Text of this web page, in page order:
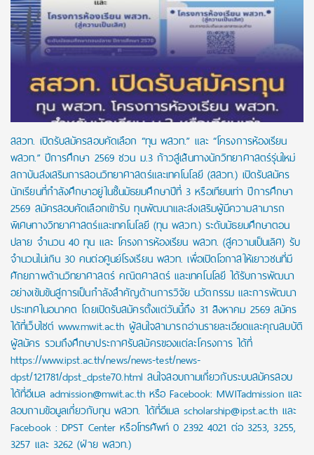
สสวท. เปิดรับสมัครสอบคัดเลือก “ทุน พสวท.” และ “โครงการห้องเรียน
พสวท.” ปีการศึกษา 2569 ชวน ม.3 ก้าวสู่เส้นทางนักวิทยาศาสตร์รุ่นใหม่
สถาบันส่งเสริมการสอนวิทยาศาสตร์และเทคโนโลยี (สสวท.) เปิดรับสมัคร
นักเรียนที่กำลังศึกษาอยู่ในชั้นมัธยมศึกษาปีที่ 3 หรือเทียบเท่า ปีการศึกษา
2569 สมัครสอบคัดเลือกเข้ารับ ทุนพัฒนาและส่งเสริมผู้มีความสามารถ
พิเศษทางวิทยาศาสตร์และเทคโนโลยี (ทุน พสวท.) ระดับมัธยมศึกษาตอน
ปลาย จำนวน 40 ทุน และ โครงการห้องเรียน พสวท. (สู่ความเป็นเลิศ) รับ
จำนวนไม่เกิน 30 คนต่อศูนย์โรงเรียน พสวท. เพื่อเปิดโอกาสให้เยาวชนที่มี
ศักยภาพด้านวิทยาศาสตร์ คณิตศาสตร์ และเทคโนโลยี ได้รับการพัฒนา
อย่างเข้มข้นสู่การเป็นกำลังสำคัญด้านการวิจัย นวัตกรรม และการพัฒนา
ประเทศในอนาคต โดยเปิดรับสมัครตั้งแต่วันนี้ถึง 31 สิงหาคม 2569 สมัคร
ได้ที่เว็บไซต์ www.mwit.ac.th ผู้สนใจสามารถอ่านรายละเอียดและคุณสมบัติ
ผู้สมัคร รวมถึงศึกษาประกาศรับสมัครของแต่ละโครงการ ได้ที่
https://www.ipst.ac.th/news/news-test/news-
dpst/121781/dpst_dpste70.html สนใจสอบถามเกี่ยวกับระบบสมัครสอบ
ได้ที่อีเมล admission@mwit.ac.th หรือ Facebook: MWITadmission และ
สอบถามข้อมูลเกี่ยวกับทุน พสวท. ได้ที่อีเมล scholarship@ipst.ac.th และ
Facebook : DPST Center หรือโทรศัพท์ 0 2392 4021 ต่อ 3253, 3255,
3257 และ 3262 (ฝ่าย พสวท.)